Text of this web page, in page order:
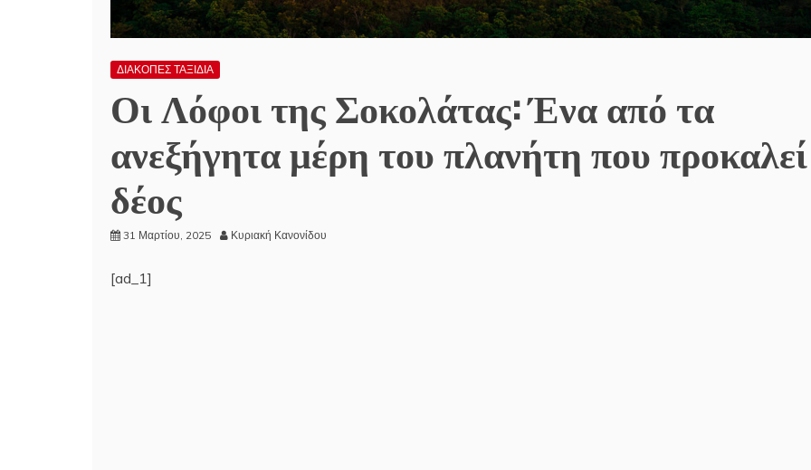
ΔΙΑΚΟΠΕΣ ΤΑΞΙΔΙΑ
Οι Λόφοι της Σοκολάτας: Ένα από τα
ανεξήγητα μέρη του πλανήτη που προκαλεί
δέος
31 Μαρτίου, 2025 Κυριακή Κανονίδου
[ad_1]